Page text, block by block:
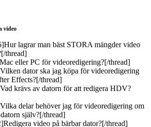
video
lagrar man bäst STORA mängder video
thread]
eller PC för videoredigering?[/thread]
dator ska jag köpa för videoredigering
Effects?[/thread]
krävs av datorn för att redigera HDV?
delar behöver jag för videoredigering om
själv?[/thread]
video på bärbar dator?[/thread]